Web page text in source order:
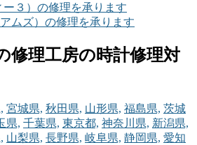
３）の修理を承ります
ムズ）の修理を承ります
修理工房の時計修理対
宮城県, 秋田県, 山形県, 福島県, 茨城
県, 千葉県, 東京都, 神奈川県, 新潟県,
山梨県, 長野県, 岐阜県, 静岡県, 愛知